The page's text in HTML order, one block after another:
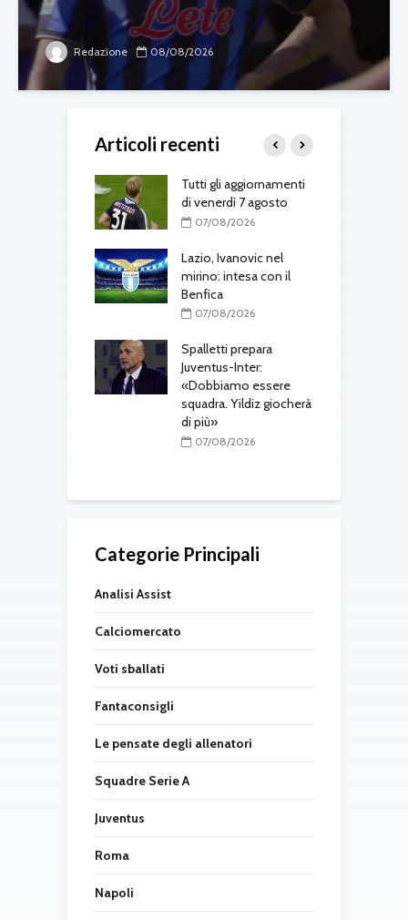
Redazione 08/08/2026
Articoli recenti
Tutti gli aggiornamenti
di venerdì 7 agosto
07/08/2026
Lazio, Ivanovic nel
mirino: intesa con il
Benfica
07/08/2026
Spalletti prepara
Juventus-Inter:
«Dobbiamo essere
squadra. Yildiz giocherà
di più»
07/08/2026
Categorie Principali
Analisi Assist
Calciomercato
Voti sballati
Fantaconsigli
Le pensate degli allenatori
Squadre Serie A
Juventus
Roma
Napoli